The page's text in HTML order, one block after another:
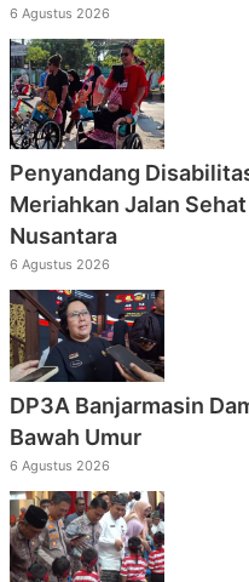
6 Agustus 2026
Penyandang
Meriahkan Jalan
Nusantara
6 Agustus 2026
DP3A Banjarmasin
Bawah Umur
6 Agustus 2026